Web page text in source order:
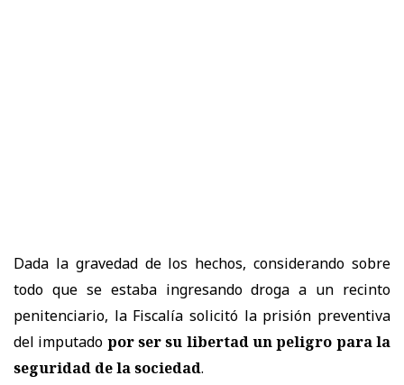
Dada la gravedad de los hechos, considerando sobre
todo que se estaba ingresando droga a un recinto
penitenciario, la Fiscalía solicitó la prisión preventiva
del imputado por ser su libertad un peligro para la
seguridad de la sociedad.